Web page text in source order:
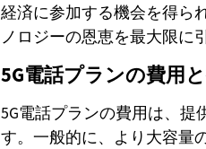
経済に参加する機会を得ら
ノロジーの恩恵を最大限に
5G電話プランの費用
5G電話プランの費用は、提
す。一般的に、より大容量